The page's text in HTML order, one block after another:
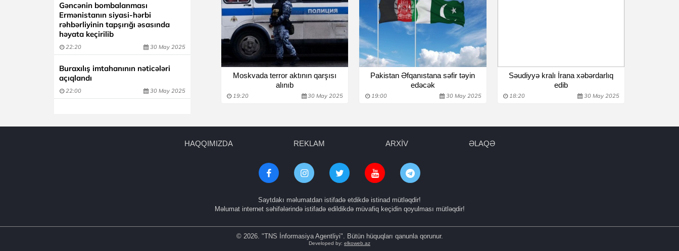
Gəncənin bombalanması
Ermənistanın siyasi-hərbi
rəhbərliyinin tapşırığı əsasında
həyata keçirilib
22:20 30 May 2025
Buraxılış imtahanının nəticələri
açıqlandı
22:00 30 May 2025
Moskvada terror aktının qarşısı
alınıb
19:20 30 May 2025
Pakistan Əfqanıstana səfir təyin
edəcək
19:00 30 May 2025
Səudiyyə kralı İrana xəbərdarlıq
edib
18:20 30 May 2025
HAQQIMIZDA REKLAM ARXİV ƏLAQƏ
Saytdakı məlumatdan istifadə etdikdə istinad mütləqdir!
Məlumat internet səhifələrində istifadə edildikdə müvafiq keçidin qoyulması mütləqdir!
© 2026. "TNS İnformasiya Agentliyi". Bütün hüquqları qanunla qorunur.
Developed by: elkoweb.az